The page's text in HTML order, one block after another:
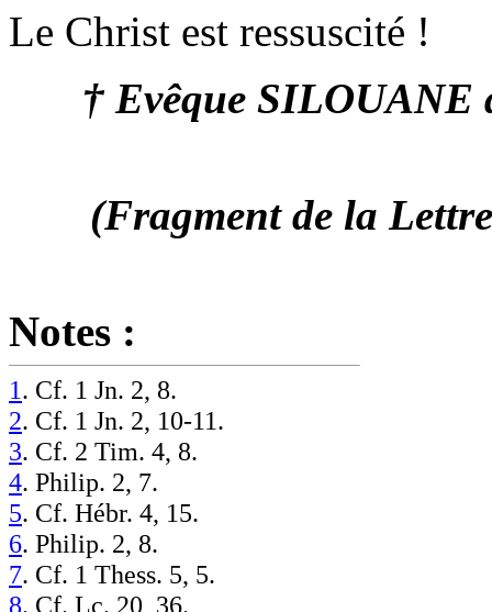
Le Christ est ressuscité !
† Evêque SILOUANE
(Fragment de la
Notes :
1. Cf. 1 Jn. 2, 8.
2. Cf. 1 Jn. 2, 10-11.
3. Cf. 2 Tim. 4, 8.
4. Philip. 2, 7.
5. Cf. Hébr. 4, 15.
6. Philip. 2, 8.
7. Cf. 1 Thess. 5, 5.
8. Cf. Lc. 20, 36.